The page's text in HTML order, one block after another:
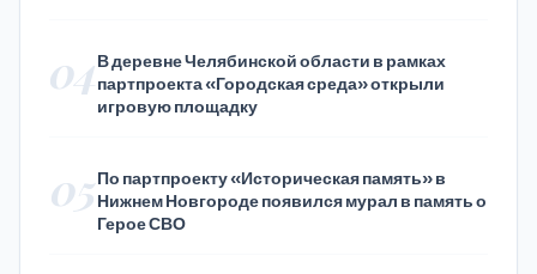
04В деревне Челябинской области в рамках
партпроекта «Городская среда» открыли
игровую площадку
05По партпроекту «Историческая память» в
Нижнем Новгороде появился мурал в память о
Герое СВО